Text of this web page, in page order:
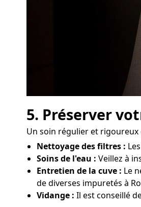
5. Préserver
Un soin régulier et
Nettoyage des filtres :
Soins de l'eau : Veillez à
Entretien de la cuve : Le
de diverses impuretés à
Vidange : Il est conseillé